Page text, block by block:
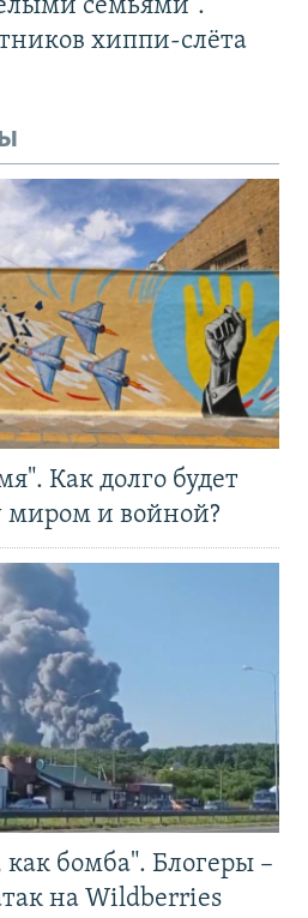
семьями".
хиппи-слёта
Как долго будет
миром и войной?
бомба". Блогеры –
на Wildberries